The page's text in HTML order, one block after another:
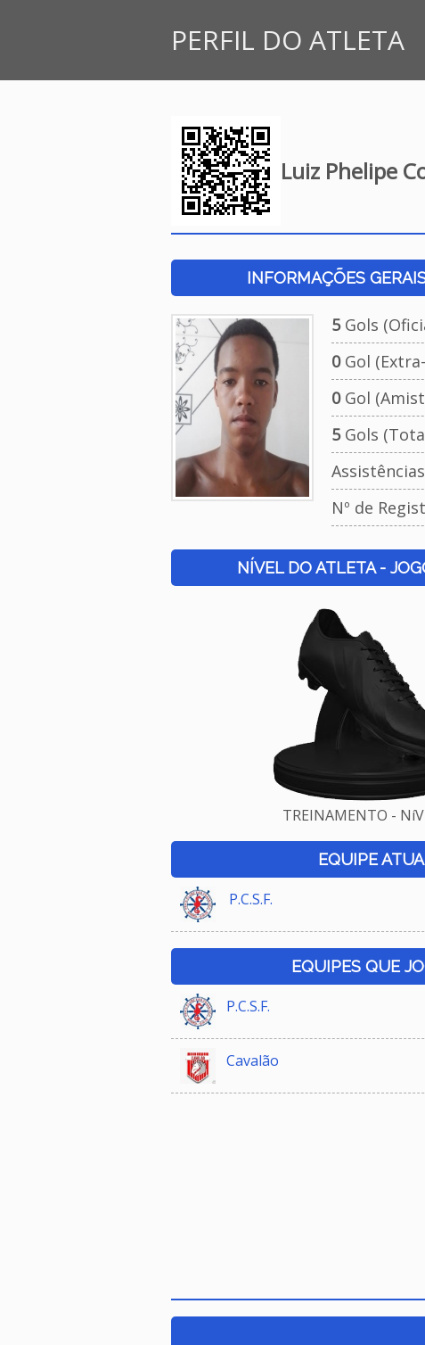
PERFIL DO ATLETA
Luiz Phelipe
INFORMAÇÕES
5Gols
0Gol
0Gol
5Gols
Nº de
NÍVEL DO ATLETA -
TREINAMENTO -
EQUIPE
P.C.S.F.
EQUIPES QUE
P.C.S.F.
Cavalão